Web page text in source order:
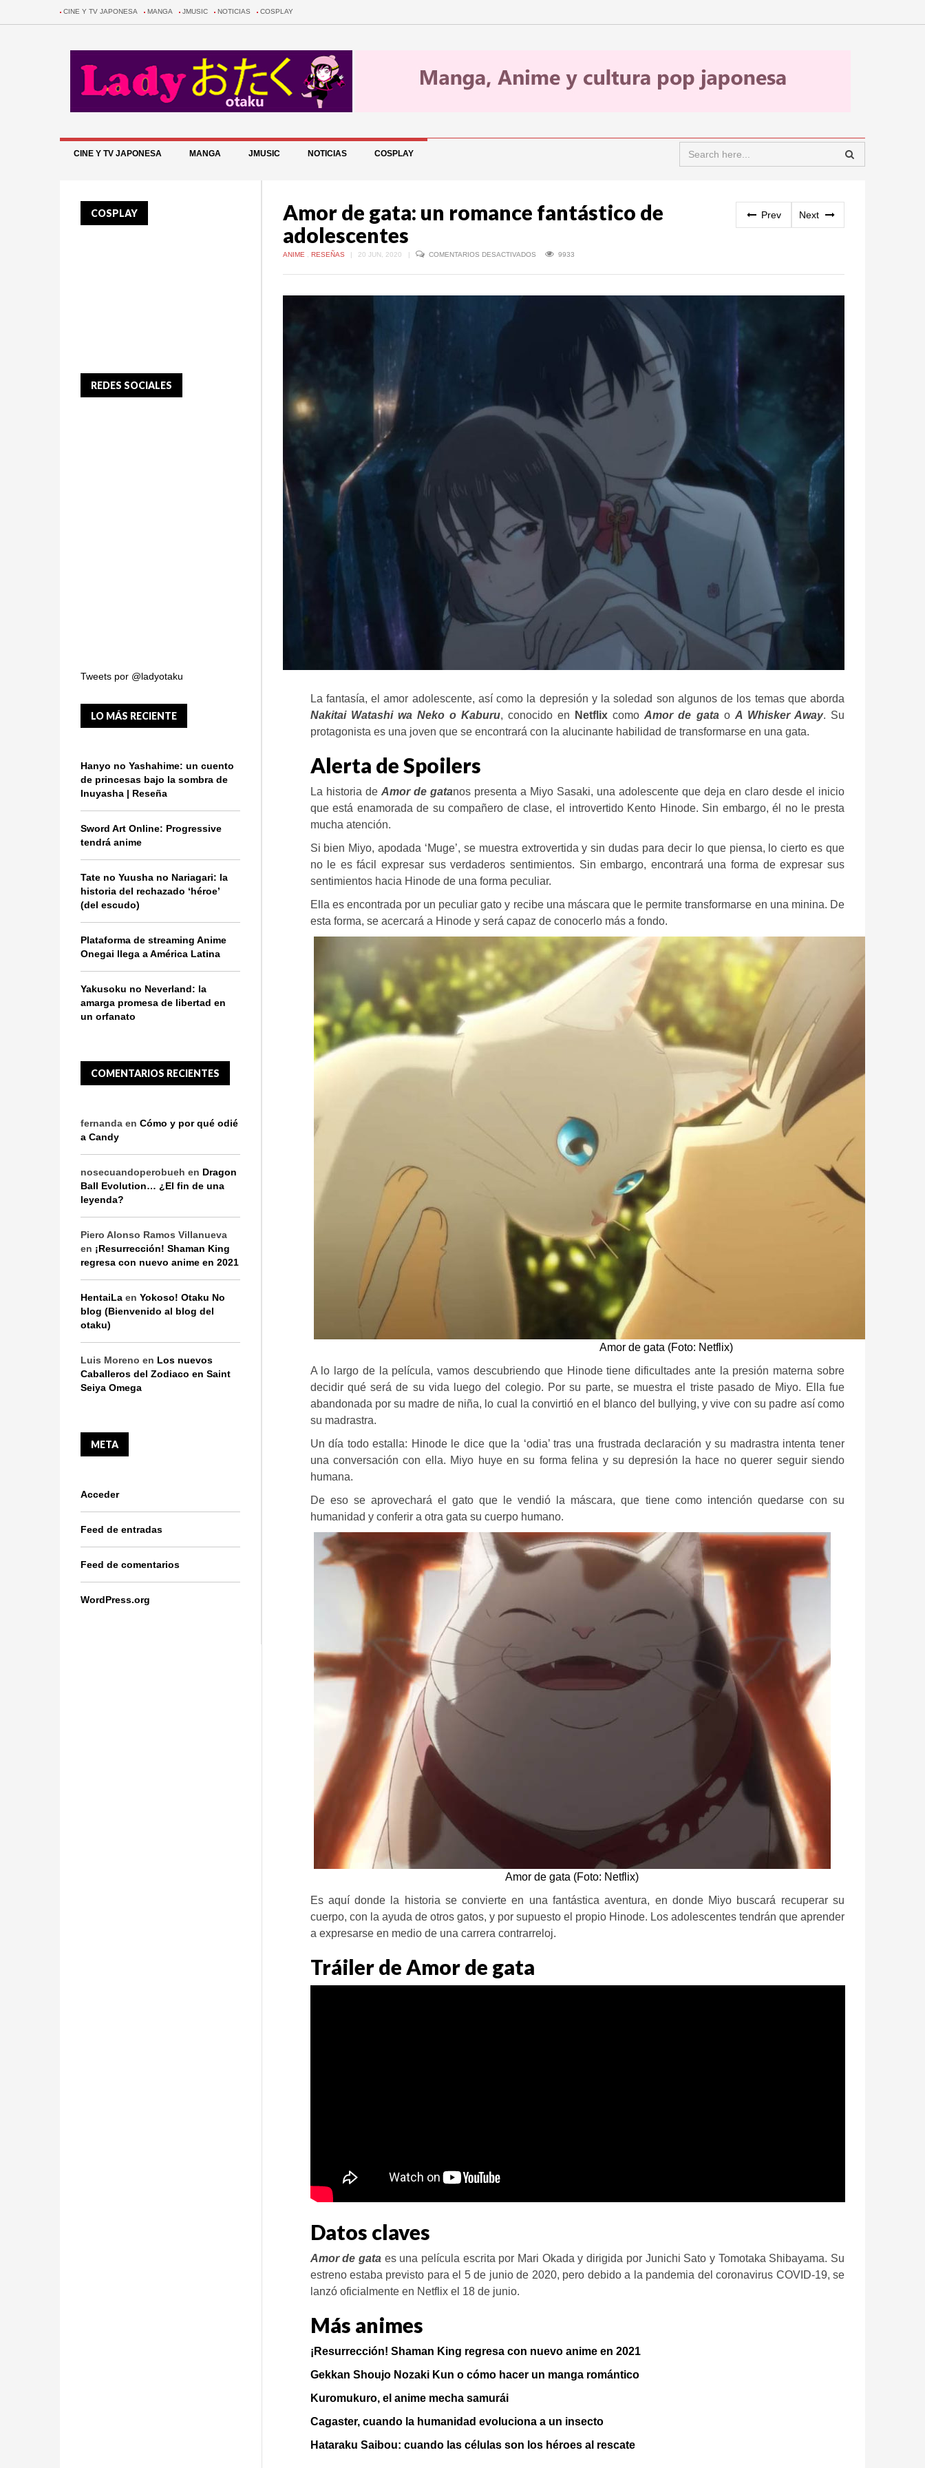
CINE Y TV JAPONESA MANGA JMUSIC NOTICIAS COSPLAY
CINE Y TV JAPONESA MANGA JMUSIC NOTICIAS COSPLAY
Amor de gata: un romance fantástico de
adolescentes
Prev Next
ANIME RESEÑAS | 20 JUN, 2020 | COMENTARIOS DESACTIVADOS 9933
La fantasía, el amor adolescente, así como la depresión y la soledad son algunos de los temas que aborda
Nakitai Watashi wa Neko o Kaburu, conocido en Netflix comoAmor de gatao A Whisker Away. Su
protagonista es una joven que se encontrará con la alucinante habilidad de transformarse en una gata.
Alerta de Spoilers
La historia de Amor de gatanos presenta a Miyo Sasaki, una adolescente que deja en claro desde el inicio
que está enamorada de su compañero de clase, el introvertido Kento Hinode. Sin embargo, él no le presta
mucha atención.
Si bien Miyo, apodada ‘Muge’, se muestra extrovertida y sin dudas para decir lo que piensa, lo cierto es que
no le es fácil expresar sus verdaderos sentimientos. Sin embargo, encontrará una forma de expresar sus
sentimientos hacia Hinode de una forma peculiar.
Ella es encontrada por un peculiar gato y recibe una máscara que le permite transformarse en una minina. De
esta forma, se acercará a Hinode y será capaz de conocerlo más a fondo.
Amor de gata (Foto: Netflix)
A lo largo de la película, vamos descubriendo que Hinode tiene dificultades ante la presión materna sobre
decidir qué será de su vida luego del colegio. Por su parte, se muestra el triste pasado de Miyo. Ella fue
abandonada por su madre de niña, lo cual la convirtió en el blanco del bullying, y vive con su padre así como
su madrastra.
Un día todo estalla: Hinode le dice que la ‘odia’ tras una frustrada declaración y su madrastra intenta tener
una conversación con ella. Miyo huye en su forma felina y su depresión la hace no querer seguir siendo
humana.
De eso se aprovechará el gato que le vendió la máscara, que tiene como intención quedarse con su
humanidad y conferir a otra gata su cuerpo humano.
Amor de gata (Foto: Netflix)
Es aquí donde la historia se convierte en una fantástica aventura, en donde Miyo buscará recuperar su
cuerpo, con la ayuda de otros gatos, y por supuesto el propio Hinode. Los adolescentes tendrán que aprender
a expresarse en medio de una carrera contrarreloj.
Tráiler de Amor de gata
Datos claves
Amor de gataes una película escrita por Mari Okada y dirigida por Junichi Sato y Tomotaka Shibayama. Su
estreno estaba previsto para el 5 de junio de 2020, pero debido a la pandemia del coronavirus COVID-19, se
lanzó oficialmente en Netflix el 18 de junio.
Más animes
¡Resurrección! Shaman King regresa con nuevo anime en 2021
Gekkan Shoujo Nozaki Kun o cómo hacer un manga romántico
Kuromukuro, el anime mecha samurái
Cagaster, cuando la humanidad evoluciona a un insecto
Hataraku Saibou: cuando las células son los héroes al rescate
COSPLAY
REDES SOCIALES
Tweets por @ladyotaku
LO MÁS RECIENTE
Hanyo no Yashahime: un cuento
de princesas bajo la sombra de
Inuyasha | Reseña
Sword Art Online: Progressive
tendrá anime
Tate no Yuusha no Nariagari: la
historia del rechazado ‘héroe’
(del escudo)
Plataforma de streaming Anime
Onegai llega a América Latina
Yakusoku no Neverland: la
amarga promesa de libertad en
un orfanato
COMENTARIOS RECIENTES
fernanda en Cómo y por qué odié
a Candy
nosecuandoperobueh en Dragon
Ball Evolution… ¿El fin de una
leyenda?
Piero Alonso Ramos Villanueva
en ¡Resurrección! Shaman King
regresa con nuevo anime en 2021
HentaiLa en Yokoso! Otaku No
blog (Bienvenido al blog del
otaku)
Luis Moreno en Los nuevos
Caballeros del Zodiaco en Saint
Seiya Omega
META
Acceder
Feed de entradas
Feed de comentarios
WordPress.org